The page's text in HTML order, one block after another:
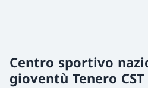
Centro sportivo
gioventù Tenero CST